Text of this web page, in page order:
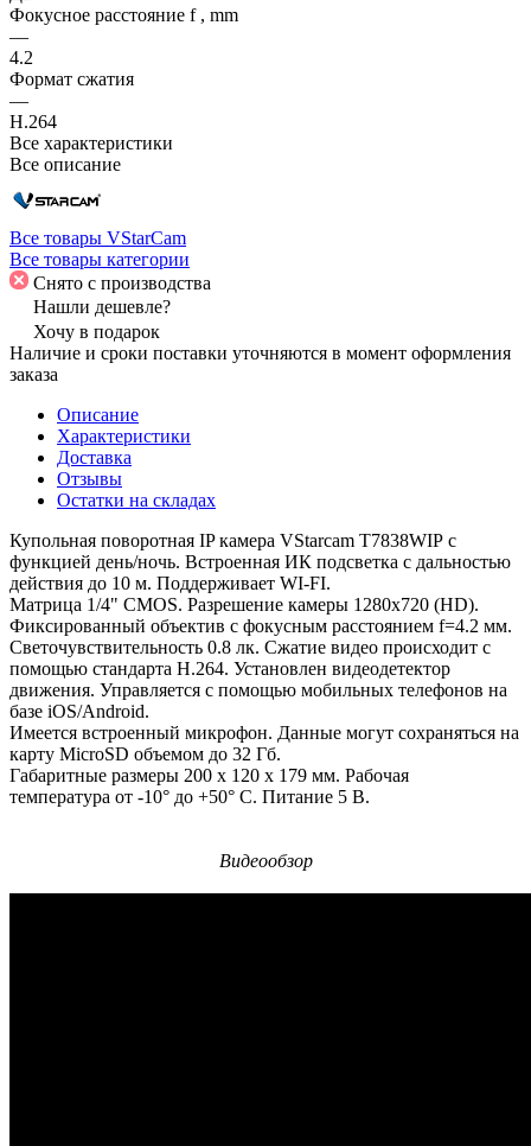
Фокусное расстояние f , mm
—
4.2
Формат сжатия
—
H.264
Все характеристики
Все описание
Все товары VStarCam
Все товары категории
Снято с производства
Нашли дешевле?
Хочу в подарок
Наличие и сроки поставки уточняются в момент оформления
заказа
Описание
Характеристики
Доставка
Отзывы
Остатки на складах
Купольная поворотная IP камера VStarcam T7838WIP с
функцией день/ночь. Встроенная ИК подсветка с дальностью
действия до 10 м. Поддерживает WI-FI.
Матрица 1/4" CMOS. Разрешение камеры 1280x720 (HD).
Фиксированный объектив с фокусным расстоянием f=4.2 мм.
Светочувствительность 0.8 лк. Сжатие видео происходит с
помощью стандарта H.264. Установлен видеодетектор
движения. Управляется с помощью мобильных телефонов на
базе iOS/Android.
Имеется встроенный микрофон. Данные могут сохраняться на
карту MicroSD объемом до 32 Гб.
Габаритные размеры 200 x 120 x 179 мм. Рабочая
температура от -10° до +50° С. Питание 5 В.
Видеообзор